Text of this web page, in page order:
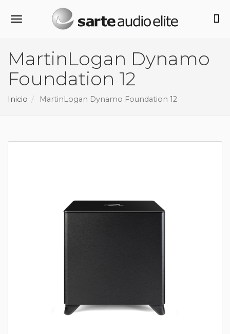
Alternar navegación
MartinLogan Dynamo
Foundation 12
Inicio MartinLogan Dynamo Foundation 12